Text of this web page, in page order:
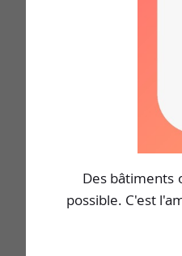
Des bâtiments
possible. C'est